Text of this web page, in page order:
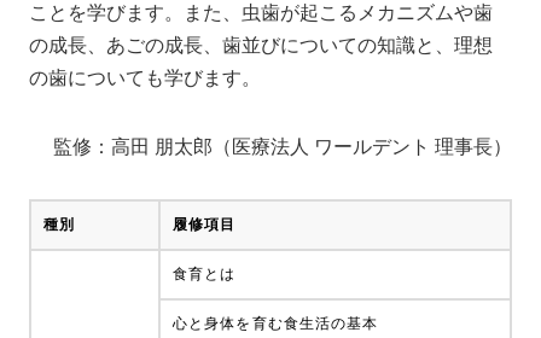
ことを学びます。また、虫歯が起こるメカニズムや歯
の成長、あごの成長、歯並びについての知識と、理想
の歯についても学びます。
監修：高田 朋太郎（医療法人 ワールデント 理事長）
種別 履修項目
食育とは
心と身体を育む食生活の基本